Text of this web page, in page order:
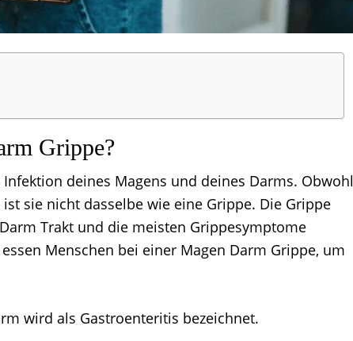
Grippe?
deines Magens und deines Darms. Obwohl
ist sie nicht dasselbe wie eine Grippe. Die Grippe
Trakt und die meisten Grippesymptome
Menschen bei einer Magen Darm Grippe, um
wird als Gastroenteritis bezeichnet.